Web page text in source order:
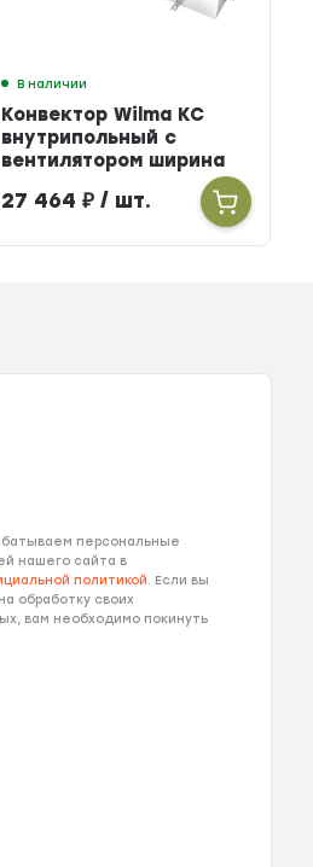
В наличии
Конвектор Wilma KC
внутрипольный с
вентилятором ширина
303мм высота 100мм
длина 2700мм
27 464₽ / шт.
персональные
нашего сайта в
политикой. Если вы
обработку своих
вам необходимо покинуть